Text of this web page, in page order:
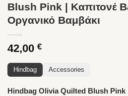
Blush Pink | Καπιτονέ
Οργανικό Βαμβάκι
42,00 €
Hindbag Accessories
Hindbag Olivia Quilted Blush Pink